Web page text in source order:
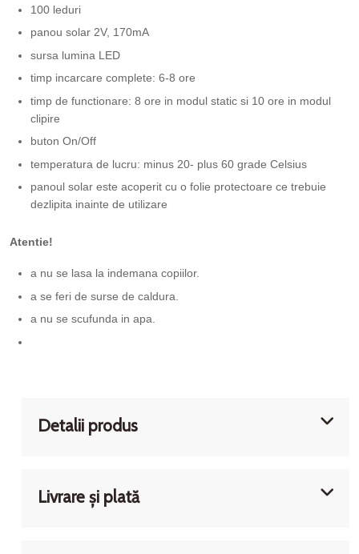
100 leduri
panou solar 2V, 170mA
sursa lumina LED
timp incarcare complete: 6-8 ore
timp de functionare: 8 ore in modul static si 10 ore in modul
clipire
buton On/Off
temperatura de lucru: minus 20- plus 60 grade Celsius
panoul solar este acoperit cu o folie protectoare ce trebuie
dezlipita inainte de utilizare
Atentie!
a nu se lasa la indemana copiilor.
a se feri de surse de caldura.
a nu se scufunda in apa.
Detalii produs
Livrare și plată